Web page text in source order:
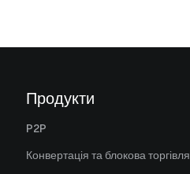
Продукти
P2P
Конвертація та блокова торгівля